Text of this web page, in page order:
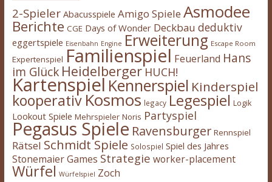
2-Spieler Abacusspiele Amigo Spiele Asmodee
Berichte CGE Days of Wonder Deckbau deduktiv
eggertspiele Eisenbahn Engine Erweiterung Escape Room
Expertenspiel Familienspiel Feuerland Hans
im Glück Heidelberger HUCH!
Kartenspiel Kennerspiel Kinderspiel
kooperativ Kosmos legacy Legespiel Logik
Lookout Spiele Mehrspieler Noris Partyspiel
Pegasus Spiele Ravensburger Rennspiel
Rätsel Schmidt Spiele Solospiel Spiel des Jahres
Stonemaier Games Strategie worker-placement
Würfel Würfelspiel Zoch